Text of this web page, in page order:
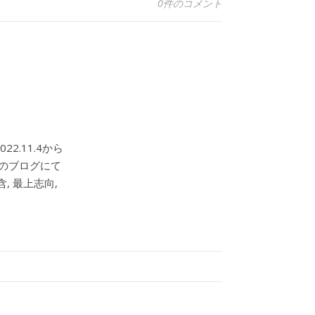
0件のコメント
から
ブログにて
, 最上志向,